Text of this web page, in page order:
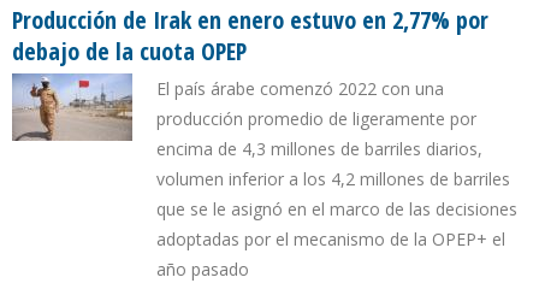
Producción de Irak en enero estuvo en 2,77% por
debajo de la cuota OPEP
El país árabe comenzó 2022 con una
producción promedio de ligeramente por
encima de 4,3 millones de barriles diarios,
volumen inferior a los 4,2 millones de barriles
que se le asignó en el marco de las decisiones
adoptadas por el mecanismo de la OPEP+ el
año pasado